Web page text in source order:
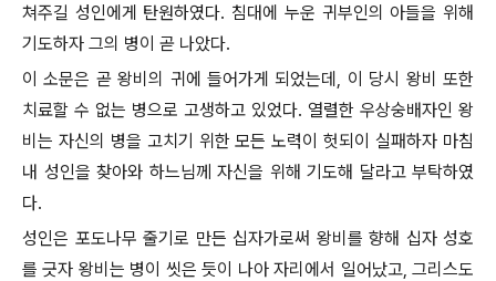
쳐주길 성인에게 탄원하였다. 침대에 누운 귀부인의 아들을 위해
기도하자 그의 병이 곧 나았다.
이 소문은 곧 왕비의 귀에 들어가게 되었는데, 이 당시 왕비 또한
치료할 수 없는 병으로 고생하고 있었다. 열렬한 우상숭배자인 왕
비는 자신의 병을 고치기 위한 모든 노력이 헛되이 실패하자 마침
내 성인을 찾아와 하느님께 자신을 위해 기도해 달라고 부탁하였
다.
성인은 포도나무 줄기로 만든 십자가로써 왕비를 향해 십자 성호
를 긋자 왕비는 병이 씻은 듯이 나아 자리에서 일어났고, 그리스도